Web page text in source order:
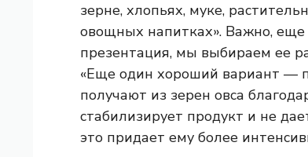
зерне, хлопьях, муке,
овощных напитках». Важно,
презентация, мы выбираем ее
«Еще один хороший вариант —
получают из зерен овса
стабилизирует продукт и не
это придает ему более